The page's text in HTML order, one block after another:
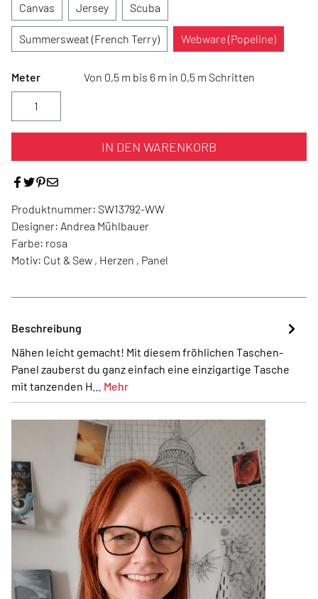
Canvas
Jersey Scuba
Summersweat (French Terry) Webware (Popeline)
Meter Von 0,5 m bis 6 m in 0,5 m Schritten
IN DEN WARENKORB
Produktnummer: SW13792-WW
Designer: Andrea Mühlbauer
Farbe: rosa
Motiv: Cut & Sew , Herzen , Panel
Beschreibung
Nähen leicht gemacht! Mit diesem fröhlichen Taschen-
Panel zauberst du ganz einfach eine einzigartige Tasche
mit tanzenden H… Mehr